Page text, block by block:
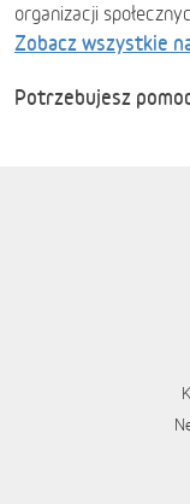
organizacji
Zobacz wszystkie
Potrzebujesz